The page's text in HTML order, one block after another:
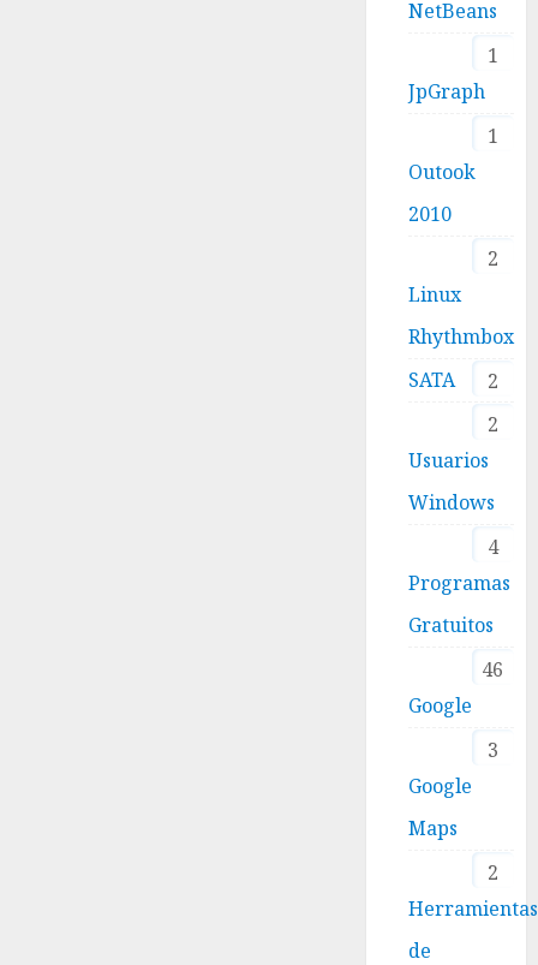
NetBeans
1
JpGraph
1
Outook
2010
2
Linux
Rhythmbox
2
SATA
2
Usuarios
Windows
4
Programas
Gratuitos
46
Google
3
Google
Maps
2
Herramientas
de